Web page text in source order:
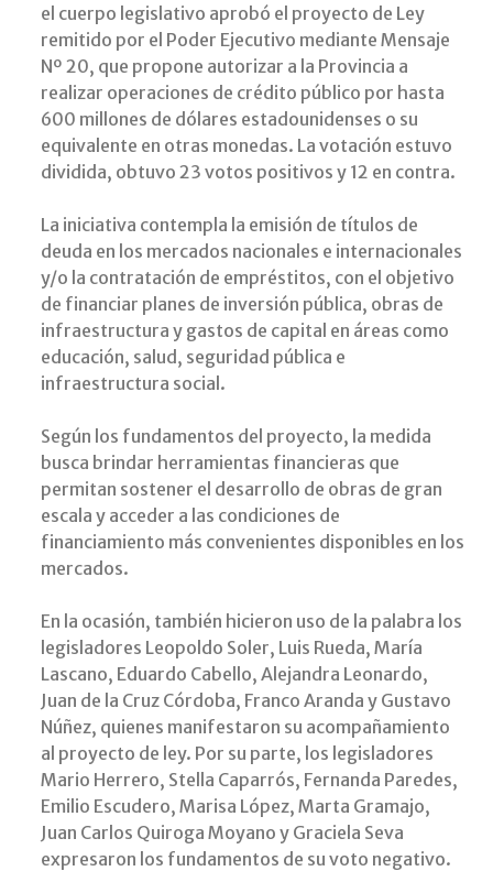
el cuerpo legislativo aprobó el proyecto de Ley
remitido por el Poder Ejecutivo mediante Mensaje
Nº 20, que propone autorizar a la Provincia a
realizar operaciones de crédito público por hasta
600 millones de dólares estadounidenses o su
equivalente en otras monedas. La votación estuvo
dividida, obtuvo 23 votos positivos y 12 en contra.
La iniciativa contempla la emisión de títulos de
deuda en los mercados nacionales e internacionales
y/o la contratación de empréstitos, con el objetivo
de financiar planes de inversión pública, obras de
infraestructura y gastos de capital en áreas como
educación, salud, seguridad pública e
infraestructura social.
Según los fundamentos del proyecto, la medida
busca brindar herramientas financieras que
permitan sostener el desarrollo de obras de gran
escala y acceder a las condiciones de
financiamiento más convenientes disponibles en los
mercados.
En la ocasión, también hicieron uso de la palabra los
legisladores Leopoldo Soler, Luis Rueda, María
Lascano, Eduardo Cabello, Alejandra Leonardo,
Juan de la Cruz Córdoba, Franco Aranda y Gustavo
Núñez, quienes manifestaron su acompañamiento
al proyecto de ley. Por su parte, los legisladores
Mario Herrero, Stella Caparrós, Fernanda Paredes,
Emilio Escudero, Marisa López, Marta Gramajo,
Juan Carlos Quiroga Moyano y Graciela Seva
expresaron los fundamentos de su voto negativo.